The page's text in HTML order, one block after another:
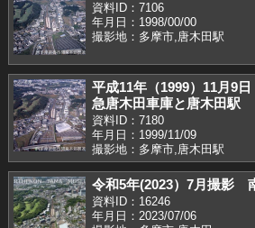
資料ID：7106
年月日：1998/00/00
撮影地：多摩市,唐木田駅
平成11年（1999）11月9
急唐木田車庫と唐木田駅
資料ID：7180
年月日：1999/11/09
撮影地：多摩市,唐木田駅
令和5年(2023）7月撮影
資料ID：16246
年月日：2023/07/06